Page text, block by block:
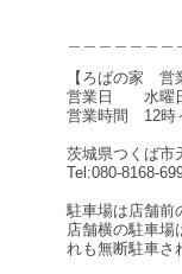
＿＿＿＿＿＿
【ろばの家 営
営業日 水曜日
営業時間 12時
茨城県つくば市
Tel:080-8168-
駐車場は店舗前
店舗横の駐車場
れも無断駐車さ